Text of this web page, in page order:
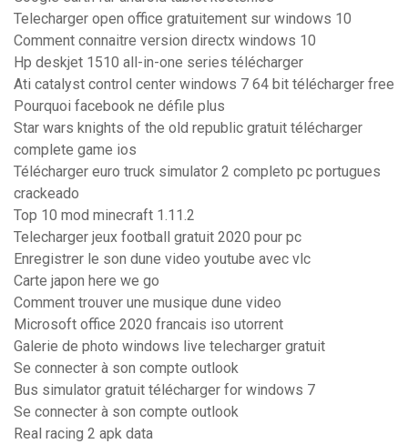
Telecharger open office gratuitement sur windows 10
Comment connaitre version directx windows 10
Hp deskjet 1510 all-in-one series télécharger
Ati catalyst control center windows 7 64 bit télécharger free
Pourquoi facebook ne défile plus
Star wars knights of the old republic gratuit télécharger
complete game ios
Télécharger euro truck simulator 2 completo pc portugues
crackeado
Top 10 mod minecraft 1.11.2
Telecharger jeux football gratuit 2020 pour pc
Enregistrer le son dune video youtube avec vlc
Carte japon here we go
Comment trouver une musique dune video
Microsoft office 2020 francais iso utorrent
Galerie de photo windows live telecharger gratuit
Se connecter à son compte outlook
Bus simulator gratuit télécharger for windows 7
Se connecter à son compte outlook
Real racing 2 apk data